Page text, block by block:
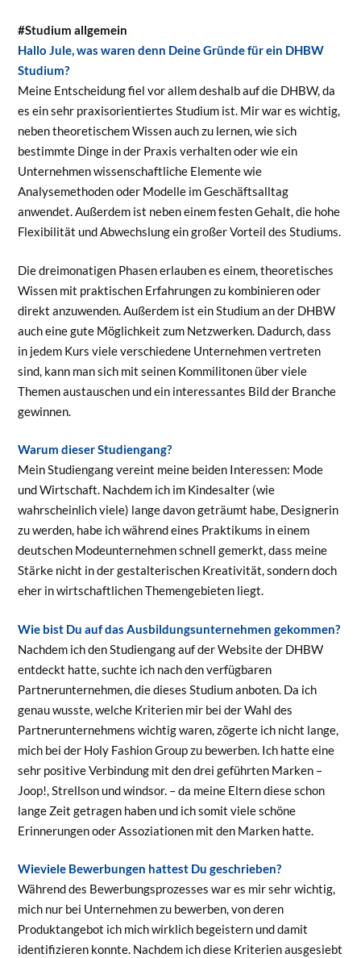
#Studium allgemein
Hallo Jule, was waren denn Deine Gründe für ein DHBW
Studium?
Meine Entscheidung fiel vor allem deshalb auf die DHBW, da
es ein sehr praxisorientiertes Studium ist. Mir war es wichtig,
neben theoretischem Wissen auch zu lernen, wie sich
bestimmte Dinge in der Praxis verhalten oder wie ein
Unternehmen wissenschaftliche Elemente wie
Analysemethoden oder Modelle im Geschäftsalltag
anwendet. Außerdem ist neben einem festen Gehalt, die hohe
Flexibilität und Abwechslung ein großer Vorteil des Studiums.
Die dreimonatigen Phasen erlauben es einem, theoretisches
Wissen mit praktischen Erfahrungen zu kombinieren oder
direkt anzuwenden. Außerdem ist ein Studium an der DHBW
auch eine gute Möglichkeit zum Netzwerken. Dadurch, dass
in jedem Kurs viele verschiedene Unternehmen vertreten
sind, kann man sich mit seinen Kommilitonen über viele
Themen austauschen und ein interessantes Bild der Branche
gewinnen.
Warum dieser Studiengang?
Mein Studiengang vereint meine beiden Interessen: Mode
und Wirtschaft. Nachdem ich im Kindesalter (wie
wahrscheinlich viele) lange davon geträumt habe, Designerin
zu werden, habe ich während eines Praktikums in einem
deutschen Modeunternehmen schnell gemerkt, dass meine
Stärke nicht in der gestalterischen Kreativität, sondern doch
eher in wirtschaftlichen Themengebieten liegt.
Wie bist Du auf das Ausbildungsunternehmen gekommen?
Nachdem ich den Studiengang auf der Website der DHBW
entdeckt hatte, suchte ich nach den verfügbaren
Partnerunternehmen, die dieses Studium anboten. Da ich
genau wusste, welche Kriterien mir bei der Wahl des
Partnerunternehmens wichtig waren, zögerte ich nicht lange,
mich bei der Holy Fashion Group zu bewerben. Ich hatte eine
sehr positive Verbindung mit den drei geführten Marken –
Joop!, Strellson und windsor. – da meine Eltern diese schon
lange Zeit getragen haben und ich somit viele schöne
Erinnerungen oder Assoziationen mit den Marken hatte.
Wieviele Bewerbungen hattest Du geschrieben?
Während des Bewerbungsprozesses war es mir sehr wichtig,
mich nur bei Unternehmen zu bewerben, von deren
Produktangebot ich mich wirklich begeistern und damit
identifizieren konnte. Nachdem ich diese Kriterien ausgesiebt